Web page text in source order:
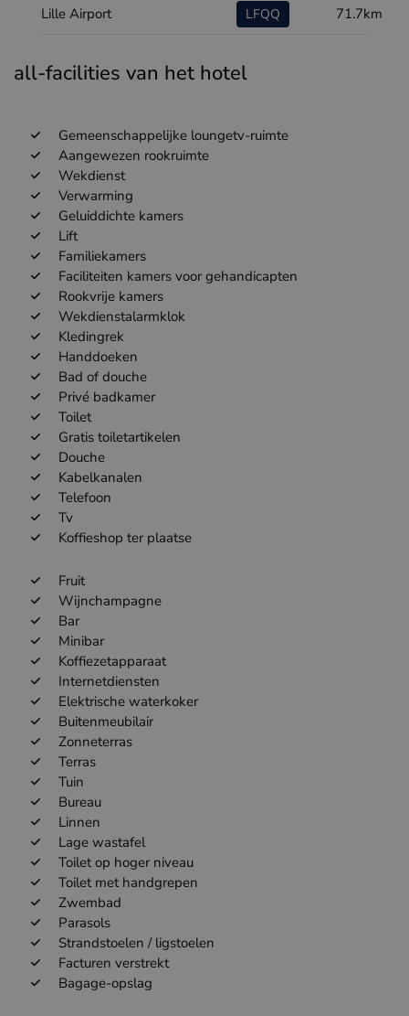
Lille Airport LFQQ 71.7km
all-facilities van het hotel
Gemeenschappelijke loungetv-ruimte
Aangewezen rookruimte
Wekdienst
Verwarming
Geluiddichte kamers
Lift
Familiekamers
Faciliteiten kamers voor gehandicapten
Rookvrije kamers
Wekdienstalarmklok
Kledingrek
Handdoeken
Bad of douche
Privé badkamer
Toilet
Gratis toiletartikelen
Douche
Kabelkanalen
Telefoon
Tv
Koffieshop ter plaatse
Fruit
Wijnchampagne
Bar
Minibar
Koffiezetapparaat
Internetdiensten
Elektrische waterkoker
Buitenmeubilair
Zonneterras
Terras
Tuin
Bureau
Linnen
Lage wastafel
Toilet op hoger niveau
Toilet met handgrepen
Zwembad
Parasols
Strandstoelen / ligstoelen
Facturen verstrekt
Bagage-opslag